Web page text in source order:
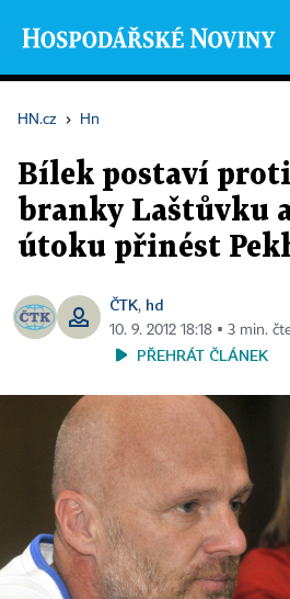
HN.cz › Hn
Bílek postaví
branky Laštůvku
útoku přinést
ČTK, hd
10. 9. 2012 18:18 ▪ 3 min.
PŘEHRÁT ČLÁNEK